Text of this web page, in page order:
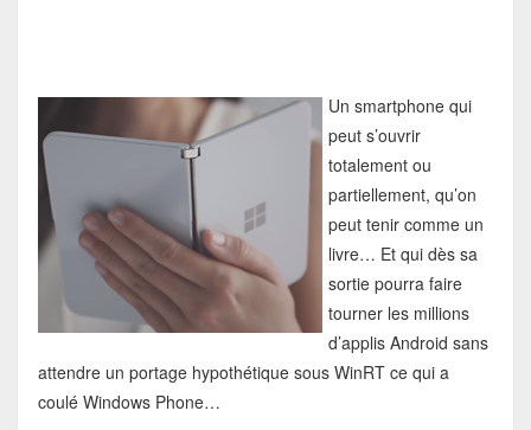
Un smartphone qui
peut s’ouvrir
totalement ou
partiellement, qu’on
peut tenir comme un
livre… Et qui dès sa
sortie pourra faire
tourner les millions
d’applis Android sans
attendre un portage hypothétique sous WinRT ce qui a
coulé Windows Phone…